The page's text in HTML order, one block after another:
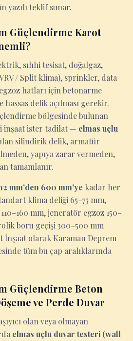
yazılı teklif sunar.
Güçlendirme Karot
sıhhi tesisat, doğalgaz,
/ Split klima), sprinkler, data
hatları için betonarme
delik açılması gerekir.
bölgesinde bulunan
inşaat ister tadilat — elmas uçlu
silindirik delik, armatür
yapıya zarar vermeden,
tamamlanır.
12 mm'den 600 mm'ye kadar her
klima deliği 65–75 mm,
mm, jeneratör egzoz 150–
boru geçişi 300–500 mm
İnşaat olarak Karaman Deprem
tüm bu çap aralıklarında
Güçlendirme Beton
ve Perde Duvar
olan veya olmayan
elmas uçlu duvar testeri (wall